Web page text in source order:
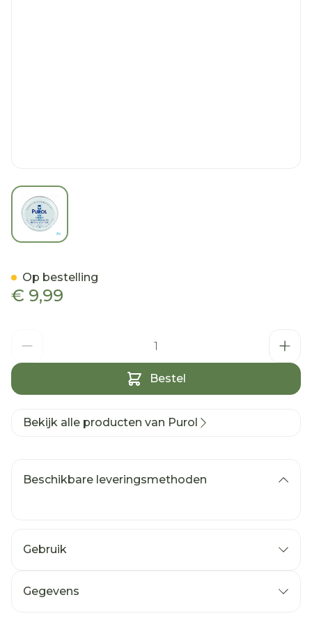
View larger image
€ 9,99
Bestel
Op bestelling
Bekijk alle producten van Purol
Beschikbare leveringsmethoden
Gebruik
Gegevens